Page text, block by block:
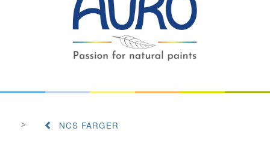
NCS FARGER